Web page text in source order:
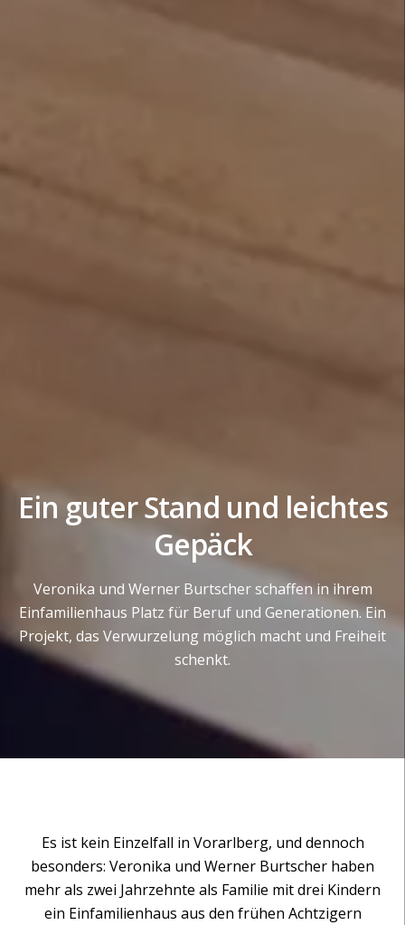
Ein guter Stand und leichtes
Gepäck
Veronika und Werner Burtscher schaffen in ihrem
Einfamilienhaus Platz für Beruf und Generationen. Ein
Projekt, das Verwurzelung möglich macht und Freiheit
schenkt.
Es ist kein Einzelfall in Vorarlberg, und dennoch
besonders: Veronika und Werner Burtscher haben
mehr als zwei Jahrzehnte als Familie mit drei Kindern
ein Einfamilienhaus aus den frühen Achtzigern